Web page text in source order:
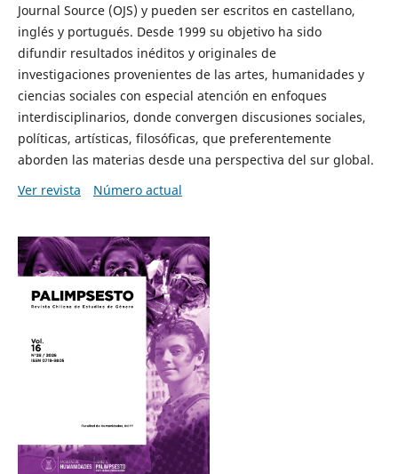
Journal Source (OJS) y pueden ser escritos en castellano,
inglés y portugués. Desde 1999 su objetivo ha sido
difundir resultados inéditos y originales de
investigaciones provenientes de las artes, humanidades y
ciencias sociales con especial atención en enfoques
interdisciplinarios, donde convergen discusiones sociales,
políticas, artísticas, filosóficas, que preferentemente
aborden las materias desde una perspectiva del sur global.
Ver revista
Número actual